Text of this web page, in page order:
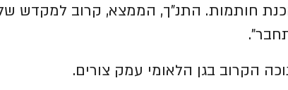
חותמות. התנ"ך, הממצא, קרוב למקדש
הקרוב בגן הלאומי עמק צורים.